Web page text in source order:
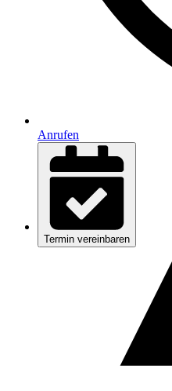
Anrufen
Termin vereinbaren